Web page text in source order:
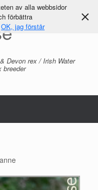
Devon rex / Irish Water
breeder
av alla webbsidor
förbättra
OK, jag förstår